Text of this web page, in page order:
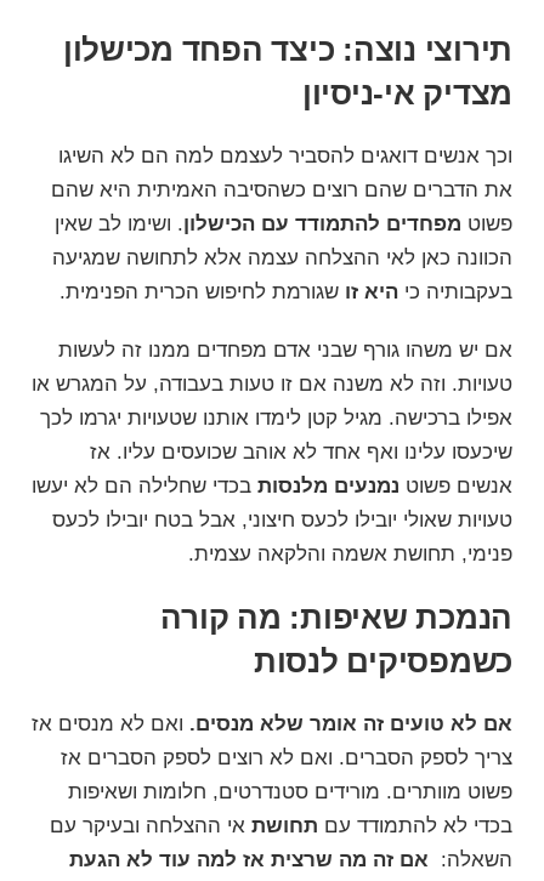
תירוצי נוצה: כיצד הפחד מכישלון
מצדיק אי-ניסיון
וכך אנשים דואגים להסביר לעצמם למה הם לא השיגו
את הדברים שהם רוצים כשהסיבה האמיתית היא שהם
פשוט מפחדים להתמודד עם הכישלון. ושימו לב שאין
הכוונה כאן לאי ההצלחה עצמה אלא לתחושה שמגיעה
בעקבותיה כי היא זו שגורמת לחיפוש הכרית הפנימית.
אם יש משהו גורף שבני אדם מפחדים ממנו זה לעשות
טעויות. וזה לא משנה אם זו טעות בעבודה, על המגרש או
אפילו ברכישה. מגיל קטן לימדו אותנו שטעויות יגרמו לכך
שיכעסו עלינו ואף אחד לא אוהב שכועסים עליו. אז
אנשים פשוט נמנעים מלנסות בכדי שחלילה הם לא יעשו
טעויות שאולי יובילו לכעס חיצוני, אבל בטח יובילו לכעס
פנימי, תחושת אשמה והלקאה עצמית.
הנמכת שאיפות: מה קורה
כשמפסיקים לנסות
אם לא טועים זה אומר שלא מנסים. ואם לא מנסים אז
צריך לספק הסברים. ואם לא רוצים לספק הסברים אז
פשוט מוותרים. מורידים סטנדרטים, חלומות ושאיפות
בכדי לא להתמודד עם תחושת אי ההצלחה ובעיקר עם
השאלה: אם זה מה שרצית אז למה עוד לא הגעת